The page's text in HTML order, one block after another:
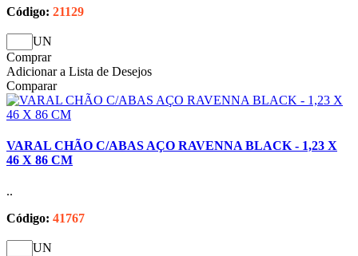
Código: 21129
UN
Comprar
Adicionar a Lista de Desejos
Comparar
VARAL CHÃO C/ABAS AÇO RAVENNA BLACK - 1,23 X
46 X 86 CM
..
Código: 41767
UN